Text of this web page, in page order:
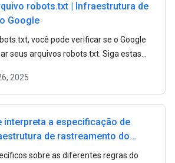
robots.txt | Infraestrutura de
Google
você pode verificar se o Google
seus arquivos robots.txt. Siga estas
2025
interpreta a especificação de
de rastreamento do
sobre as diferentes regras do